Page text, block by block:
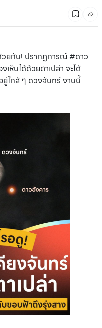
ยกัน! ปรากฏการณ์ #ดาว
ห็นได้ด้วยตาเปล่า จะได้
ยู่ใกล้ ๆ ดวงจันทร์ งานนี้